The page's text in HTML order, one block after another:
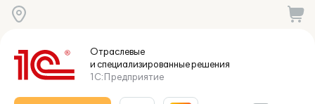
Отраслевые
и специализированныерешения
1С:Предприятие